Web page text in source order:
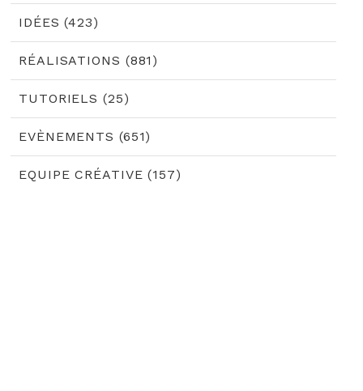
IDÉES (423)
RÉALISATIONS (881)
TUTORIELS (25)
EVÈNEMENTS (651)
EQUIPE CRÉATIVE (157)